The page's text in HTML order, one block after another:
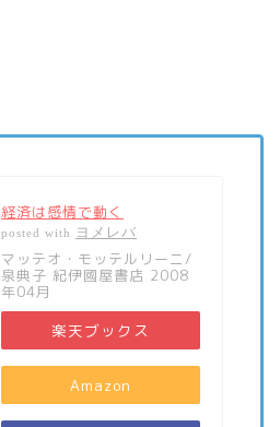
経済は感情で動く
posted with ヨメレバ
マッテオ・モッテルリーニ/
泉典子 紀伊國屋書店 2008
年04月
楽天ブックス
Amazon